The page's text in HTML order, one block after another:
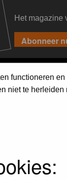
Het magazine
functioneren
niet te herleiden